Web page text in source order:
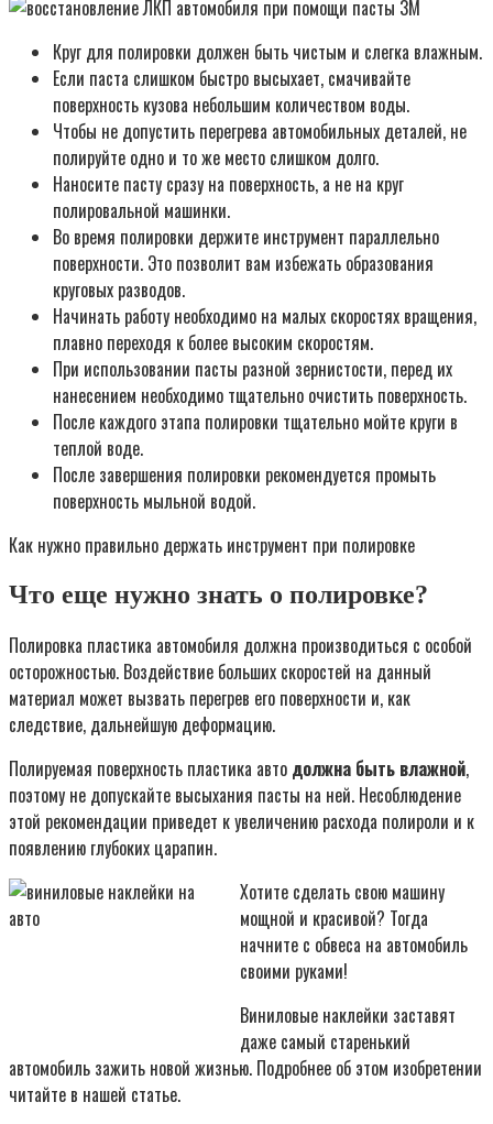
Круг для полировки должен быть чистым и слегка влажным.
Если паста слишком быстро высыхает, смачивайте
поверхность кузова небольшим количеством воды.
Чтобы не допустить перегрева автомобильных деталей, не
полируйте одно и то же место слишком долго.
Наносите пасту сразу на поверхность, а не на круг
полировальной машинки.
Во время полировки держите инструмент параллельно
поверхности. Это позволит вам избежать образования
круговых разводов.
Начинать работу необходимо на малых скоростях вращения,
плавно переходя к более высоким скоростям.
При использовании пасты разной зернистости, перед их
нанесением необходимо тщательно очистить поверхность.
После каждого этапа полировки тщательно мойте круги в
теплой воде.
После завершения полировки рекомендуется промыть
поверхность мыльной водой.
Как нужно правильно держать инструмент при полировке
Что еще нужно знать о полировке?
Полировка пластика автомобиля должна производиться с особой
осторожностью. Воздействие больших скоростей на данный
материал может вызвать перегрев его поверхности и, как
следствие, дальнейшую деформацию.
Полируемая поверхность пластика авто должна быть влажной,
поэтому не допускайте высыхания пасты на ней. Несоблюдение
этой рекомендации приведет к увеличению расхода полироли и к
появлению глубоких царапин.
Хотите сделать свою машину
мощной и красивой? Тогда
начните с обвеса на автомобиль
своими руками!
Виниловые наклейки заставят
даже самый старенький
автомобиль зажить новой жизнью. Подробнее об этом изобретении
читайте в нашей статье.